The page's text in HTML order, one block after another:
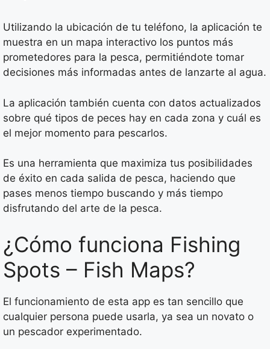
Utilizando la ubicación de tu teléfono, la aplicación te
muestra en un mapa interactivo los puntos más
prometedores para la pesca, permitiéndote tomar
decisiones más informadas antes de lanzarte al agua.
La aplicación también cuenta con datos actualizados
sobre qué tipos de peces hay en cada zona y cuál es
el mejor momento para pescarlos.
Es una herramienta que maximiza tus posibilidades
de éxito en cada salida de pesca, haciendo que
pases menos tiempo buscando y más tiempo
disfrutando del arte de la pesca.
¿Cómo funciona Fishing
Spots – Fish Maps?
El funcionamiento de esta app es tan sencillo que
cualquier persona puede usarla, ya sea un novato o
un pescador experimentado.